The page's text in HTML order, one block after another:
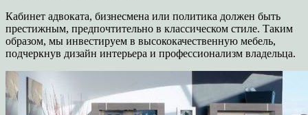
Кабинет адвоката, бизнесмена или политика должен быть
престижным, предпочтительно в классическом стиле. Таким
образом, мы инвестируем в высококачественную мебель,
подчеркнув дизайн интерьера и профессионализм владельца.